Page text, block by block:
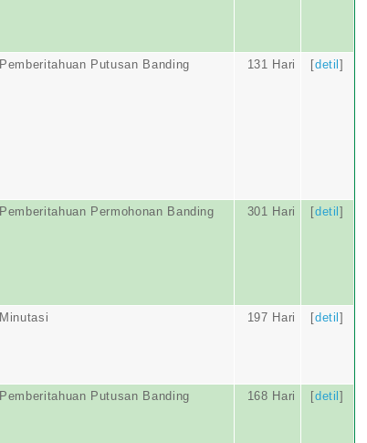
Pemberitahuan Putusan Banding 131 Hari [detil]
Pemberitahuan Permohonan Banding 301 Hari [detil]
Minutasi 197 Hari [detil]
Pemberitahuan Putusan Banding 168 Hari [detil]